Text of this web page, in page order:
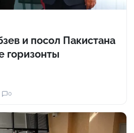
и посол Пакистана
горизонты
0